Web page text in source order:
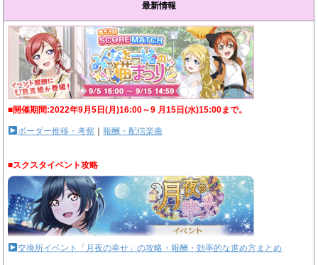
最新情報
■開催期間:2022年9月5日(月)16:00～9 月15日(水)15:00まで。
ボーダー推移・考察 ｜報酬・配信楽曲
■スクスタイベント攻略
交換所イベント「月夜の幸せ」の攻略・報酬・効率的な進め方まとめ